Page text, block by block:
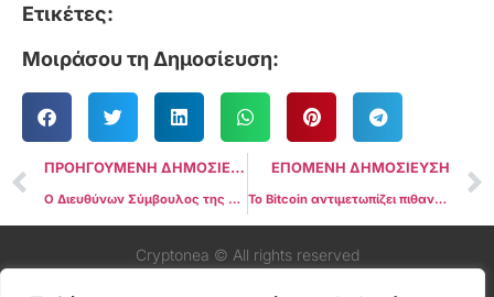
Ετικέτες:
Μοιράσου τη Δημοσίευση:
ΠΡΟΗΓΟΥΜΕΝΗ ΔΗΜΟΣΙΕΥΣΗ
Ο Διευθύνων Σύμβουλος της Binance επιβεβαιώνει ότι o CZ έχει αποκλειστεί οριστικά από τη λειτουργία του Exchange
ΕΠΟΜΕΝΗ ΔΗΜΟΣΙΕΥΣΗ
Το Bitcoin αντιμετωπίζει πιθανή πτώση κάτω από τα $50.000 καθώς οι φάλαινες ετοιμάζονται να πουλήσουν BTC
Cryptonea © All rights reserved